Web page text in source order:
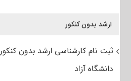
ارشد بدون کنکور
ثبت نام کارشناسی ارشد بدون کنکور
دانشگاه آزاد